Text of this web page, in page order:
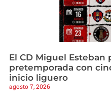
El CD Miguel Esteban
pretemporada con
inicio liguero
agosto 7, 2026